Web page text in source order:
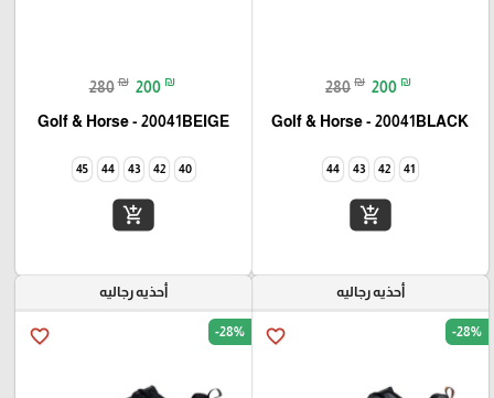
280 ₪ 200 ₪
Golf & Horse - 20041BLACK
41
42
43
44
add_shopping_cart
280 ₪ 200 ₪
Golf & Horse - 20041BEIGE
40
42
43
44
45
add_shopping_cart
أحذيه رجاليه
favorite_border -28%
أحذيه رجاليه
favorite_border -28%